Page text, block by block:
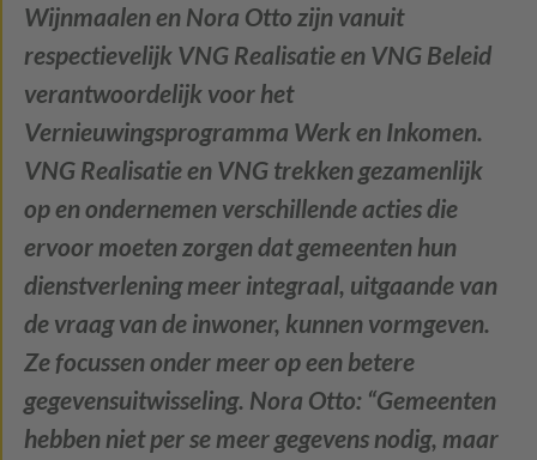
Wijnmaalen en Nora Otto zijn vanuit
respectievelijk VNG Realisatie en VNG Beleid
verantwoordelijk voor het
Vernieuwingsprogramma Werk en Inkomen.
VNG Realisatie en VNG trekken gezamenlijk
op en ondernemen verschillende acties die
ervoor moeten zorgen dat gemeenten hun
dienstverlening meer integraal, uitgaande van
de vraag van de inwoner, kunnen vormgeven.
Ze focussen onder meer op een betere
gegevensuitwisseling. Nora Otto: “Gemeenten
hebben niet per se meer gegevens nodig, maar